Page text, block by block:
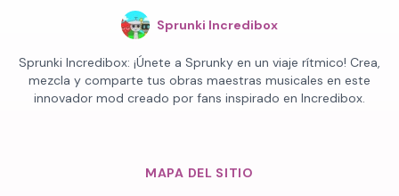
Sprunki Incredibox
Sprunki Incredibox: ¡Únete a Sprunky en un viaje rítmico! Crea,
mezcla y comparte tus obras maestras musicales en este
innovador mod creado por fans inspirado en Incredibox.
MAPA DEL SITIO